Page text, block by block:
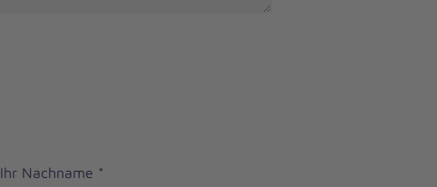
Ihr Nachname *